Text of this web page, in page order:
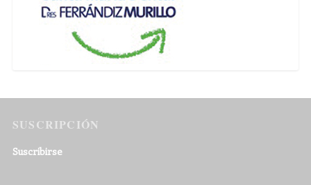
SUSCRIPCIÓN
Suscribirse